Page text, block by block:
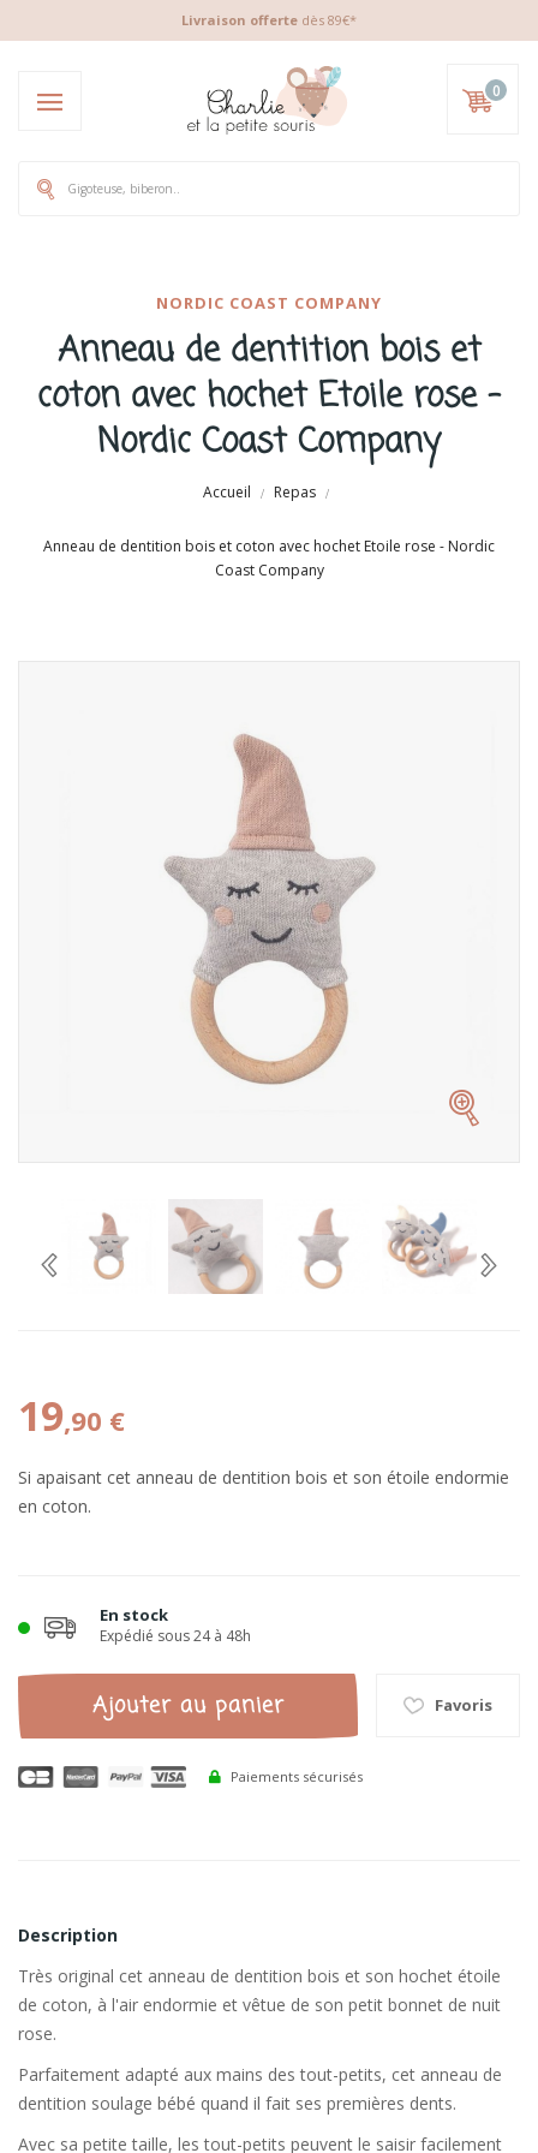
Livraison offerte dès 89€*
0
NORDIC COAST COMPANY
Anneau de dentition bois et
coton avec hochet Etoile rose -
Nordic Coast Company
Accueil Repas
Anneau de dentition bois et coton avec hochet Etoile rose - Nordic
Coast Company
19,90 €
Si apaisant cet anneau de dentition bois et son étoile endormie
en coton.
En stock
Expédié sous 24 à 48h
Ajouter au panier Favoris
Paiements sécurisés
Description
Très original cet anneau de dentition bois et son hochet étoile
de coton, à l'air endormie et vêtue de son petit bonnet de nuit
rose.
Parfaitement adapté aux mains des tout-petits, cet anneau de
dentition soulage bébé quand il fait ses premières dents.
Avec sa petite taille, les tout-petits peuvent le saisir facilement